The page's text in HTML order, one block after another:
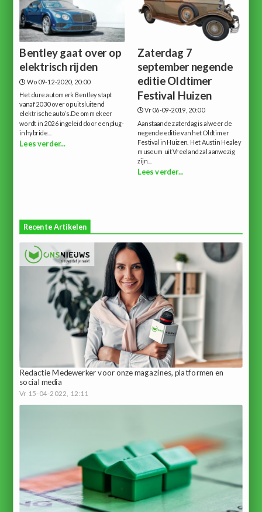
Bentley gaat over op
elektrisch rijden
Wo 09-12-2020, 20:00
Het dure automerk Bentley stapt
vanaf 2030 over op uitsluitend
elektrische auto’s.De ommekeer
wordt in 2026 ingeleid door een plug-
in hybride...
Lees verder...
Zaterdag 7
september negende
editie Oldtimer
Festival Huizen
Vr 06-09-2019, 20:00
Aanstaande zaterdag is alweer de
negende editie van het Oldtimer
Festival in Huizen. Het Austin Healey
museum uit Vreeland zal aanwezig
zijn...
Lees verder...
Recente Artikelen
Redactie Medewerker voor onze magazines, platformen en
social media
Vr 15-04-2022, 12:11